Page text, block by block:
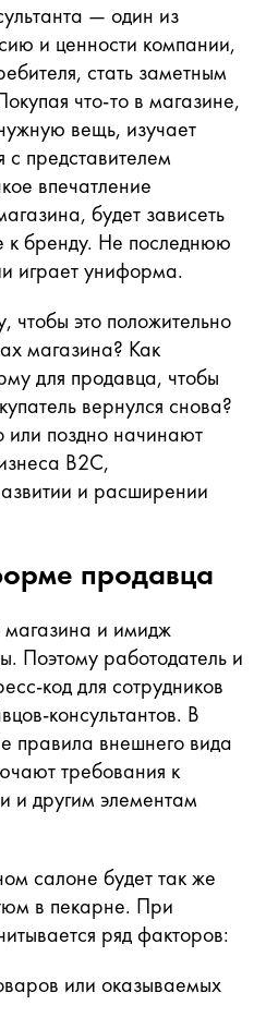
— один из
и ценности компании,
стать заметным
что-то в магазине,
вещь, изучает
представителем
впечатление
будет зависеть
к бренду. Не последнюю
играет униформа.
чтобы это положительно
магазина? Как
для продавца, чтобы
вернулся снова?
поздно начинают
В2С,
и расширении
продавца
и имидж
Поэтому работодатель и
код для сотрудников
консультантов. В
правила внешнего вида
требования к
и другим элементам
салоне будет так же
в пекарне. При
ряд факторов:
или оказываемых